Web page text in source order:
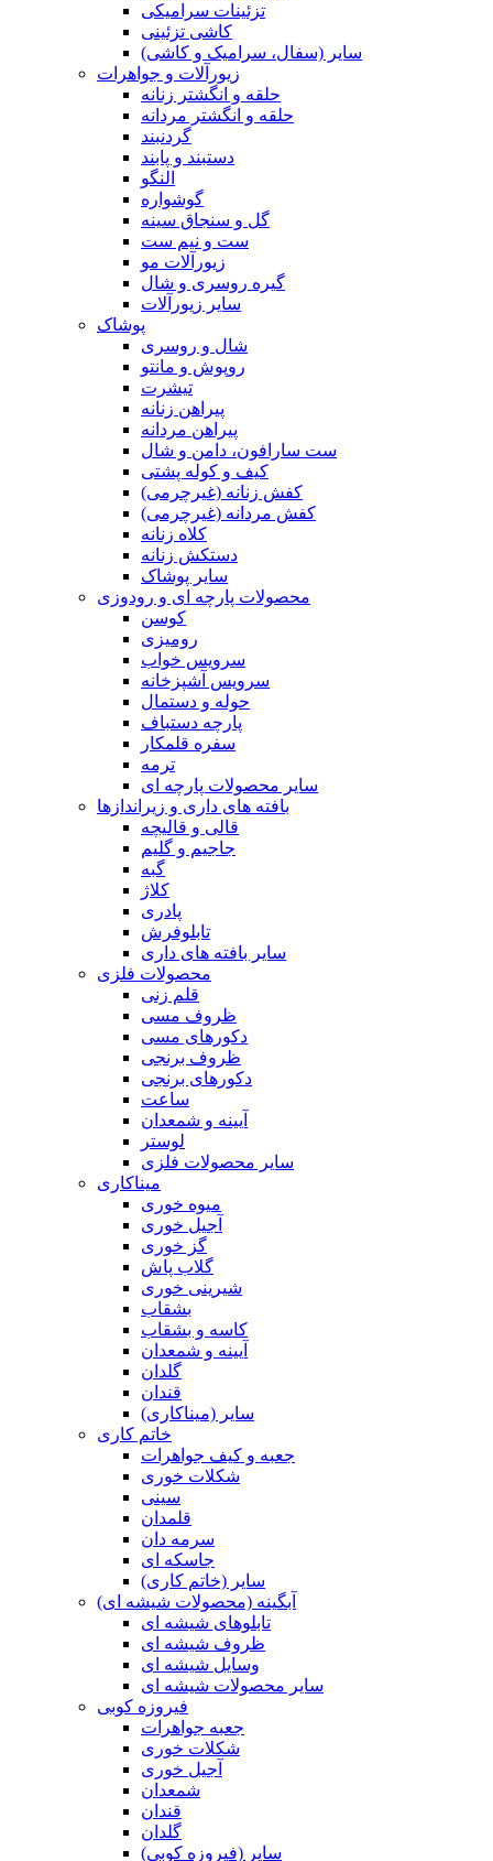
تزئینات سرامیکی
کاشی تزئینی
سایر (سفال، سرامیک و کاشی)
زیورآلات و جواهرات
حلقه و انگشتر زنانه
حلقه و انگشتر مردانه
گردنبند
دستبند و پابند
النگو
گوشواره
گل و سنجاق سینه
ست و نیم ست
زیورآلات مو
گیره روسری و شال
سایر زیورآلات
پوشاک
شال و روسری
روپوش و مانتو
تیشرت
پیراهن زنانه
پیراهن مردانه
ست سارافون، دامن و شال
کیف و کوله پشتی
کفش زنانه (غیرچرمی)
کفش مردانه (غیرچرمی)
کلاه زنانه
دستکش زنانه
سایر پوشاک
محصولات پارچه ای و رودوزی
کوسن
رومیزی
سرویس خواب
سرویس آشپزخانه
حوله و دستمال
پارچه دستباف
سفره قلمکار
ترمه
سایر محصولات پارچه ای
بافته های داری و زیراندازها
قالی و قالیچه
جاجیم و گلیم
گبه
کلاژ
پادری
تابلوفرش
سایر بافته های داری
محصولات فلزی
قلم زنی
ظروف مسی
دکورهای مسی
ظروف برنجی
دکورهای برنجی
ساعت
آیینه و شمعدان
لوستر
سایر محصولات فلزی
میناکاری
میوه خوری
آجیل خوری
گز خوری
گلاب پاش
شیرینی خوری
بشقاب
کاسه و بشقاب
آیینه و شمعدان
گلدان
قندان
سایر (میناکاری)
خاتم کاری
جعبه و کیف جواهرات
شکلات خوری
سینی
قلمدان
سرمه دان
جاسکه ای
سایر (خاتم کاری)
آبگینه (محصولات شیشه ای)
تابلوهای شیشه ای
ظروف شیشه ای
وسایل شیشه ای
سایر محصولات شیشه ای
فیروزه کوبی
جعبه جواهرات
شکلات خوری
آجیل خوری
شمعدان
قندان
گلدان
سایر (فیروزه کوبی)